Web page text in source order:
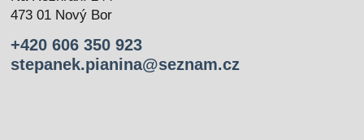
473 01 Nový Bor
+420 606 350 923
stepanek.pianina@seznam.cz